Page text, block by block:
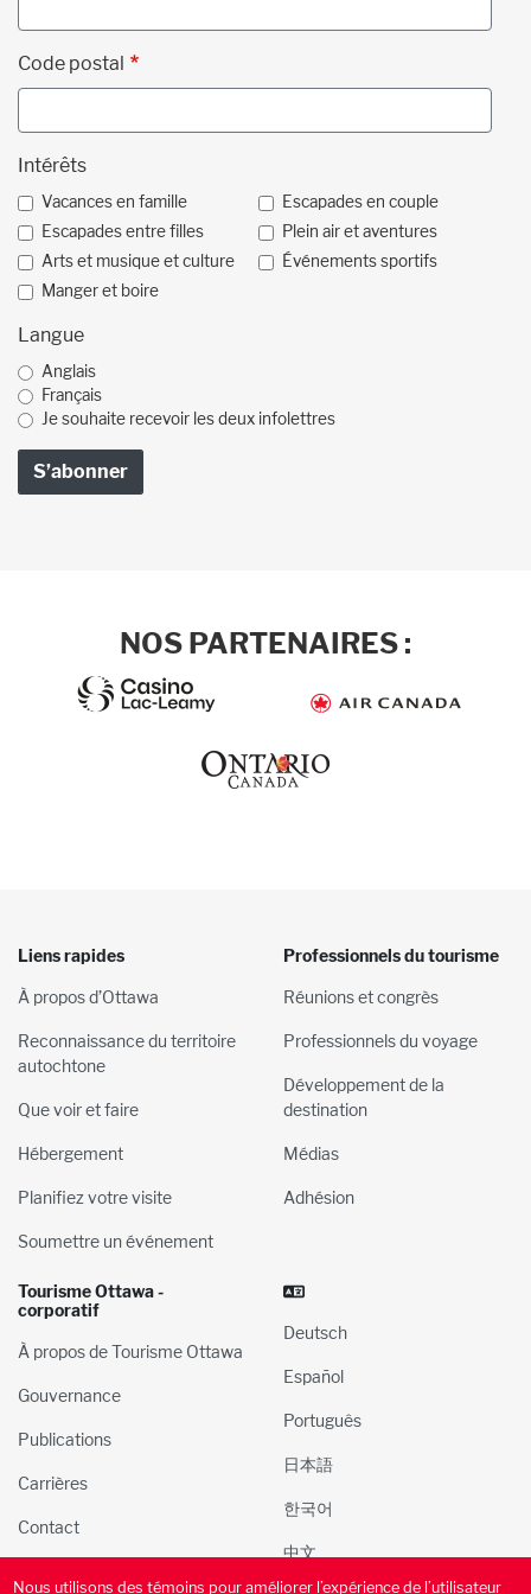
Nous utilisons des témoins pour améliorer l’expérience de l’utilisateur
Code postal
Intérêts
Vacances en famille
Escapades en couple
Escapades entre filles
Plein air et aventures
Arts et musique et culture
Événements sportifs
Manger et boire
Langue
Anglais
Français
Je souhaite recevoir les deux infolettres
NOS PARTENAIRES :
Liens rapides
À propos d’Ottawa
Reconnaissance du territoire
autochtone
Que voir et faire
Hébergement
Planifiez votre visite
Soumettre un événement
Professionnels du tourisme
Réunions et congrès
Professionnels du voyage
Développement de la
destination
Médias
Adhésion
Tourisme Ottawa -
corporatif
À propos de Tourisme Ottawa
Gouvernance
Publications
Carrières
Contact
Deutsch
Español
Português
日本語
한국어
中文